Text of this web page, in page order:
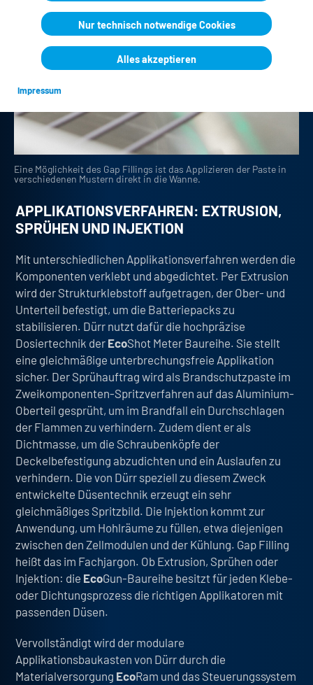
Eine Möglichkeit des Gap Fillings ist das Applizieren der Paste in
verschiedenen Mustern direkt in die Wanne.
APPLIKATIONSVERFAHREN: EXTRUSION,
SPRÜHEN UND INJEKTION
Mit unterschiedlichen Applikationsverfahren werden die
Komponenten verklebt und abgedichtet. Per Extrusion
wird der Strukturklebstoff aufgetragen, der Ober- und
Unterteil befestigt, um die Batteriepacks zu
stabilisieren. Dürr nutzt dafür die hochpräzise
Dosiertechnik der EcoShot Meter Baureihe. Sie stellt
eine gleichmäßige unterbrechungsfreie Applikation
sicher. Der Sprühauftrag wird als Brandschutzpaste im
Zweikomponenten-Spritzverfahren auf das Aluminium-
Oberteil gesprüht, um im Brandfall ein Durchschlagen
der Flammen zu verhindern. Zudem dient er als
Dichtmasse, um die Schraubenköpfe der
Deckelbefestigung abzudichten und ein Auslaufen zu
verhindern. Die von Dürr speziell zu diesem Zweck
entwickelte Düsentechnik erzeugt ein sehr
gleichmäßiges Spritzbild. Die Injektion kommt zur
Anwendung, um Hohlräume zu füllen, etwa diejenigen
zwischen den Zellmodulen und der Kühlung. Gap Filling
heißt das im Fachjargon. Ob Extrusion, Sprühen oder
Injektion: die EcoGun-Baureihe besitzt für jeden Klebe-
oder Dichtungsprozess die richtigen Applikatoren mit
passenden Düsen.
Vervollständigt wird der modulare
Applikationsbaukasten von Dürr durch die
Materialversorgung EcoRam und das Steuerungssystem
Nur technisch notwendige Cookies
Alles akzeptieren
Impressum